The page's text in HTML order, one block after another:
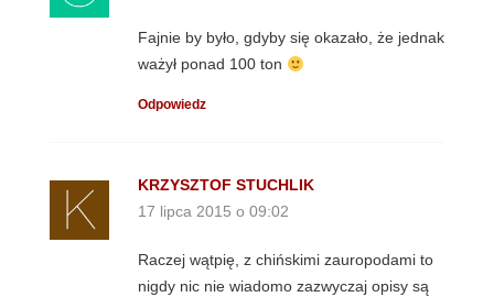
Fajnie by było, gdyby się okazało, że jednak
ważył ponad 100 ton
Odpowiedz
KRZYSZTOF STUCHLIK
17 lipca 2015 o 09:02
Raczej wątpię, z chińskimi zauropodami to
nigdy nic nie wiadomo zazwyczaj opisy są